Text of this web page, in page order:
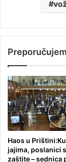
Haos u
jajima, poslanici
zaštite – sednica